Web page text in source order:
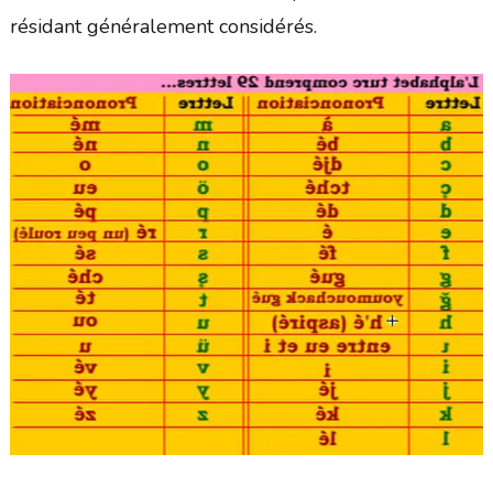
résidant généralement considérés.